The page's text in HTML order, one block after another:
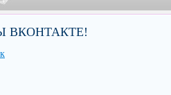
ВКОНТАКТЕ!